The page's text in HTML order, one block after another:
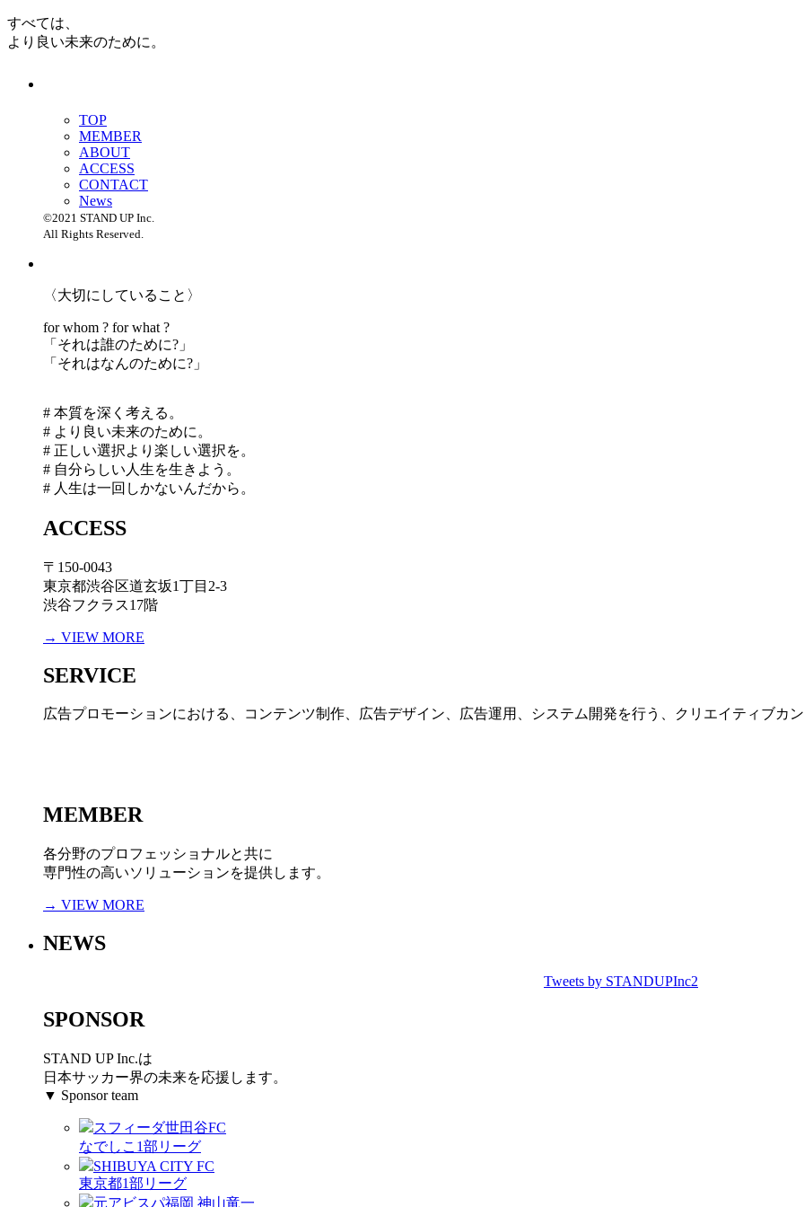
すべては、
より良い未来のために。
TOP
MEMBER
ABOUT
ACCESS
CONTACT
News
©2021 STAND UP Inc.
All Rights Reserved.
〈大切にしていること〉
for whom ? for what ?
「 それは誰のために?」
「 それはなんのために?」
# 本質を深く考える。
# より良い未来のために。
# 正しい選択より楽しい選択を。
# 自分らしい人生を生きよう。
# 人生は一回しかないんだから。
ACCESS
〒150-0043
東京都渋谷区道玄坂1丁目2-3
渋谷フクラス17階
→ VIEW MORE
SERVICE
広告プロモーションにおける、コンテンツ制作、広告デザイン、広告運用、システム開発を行う、 クリエイティブカ
MEMBER
各分野のプロフェッショナルと共に
専門性の高いソリューションを提供します。
→ VIEW MORE
NEWS
Tweets by STANDUPInc2
SPONSOR
STAND UP Inc.は
日本サッカー界の未来を応援します。
▼ Sponsor team
スフィーダ世田谷FC
なでしこ1部リーグ
SHIBUYA CITY FC
東京都1部リーグ
元アビスパ福岡 神山竜一